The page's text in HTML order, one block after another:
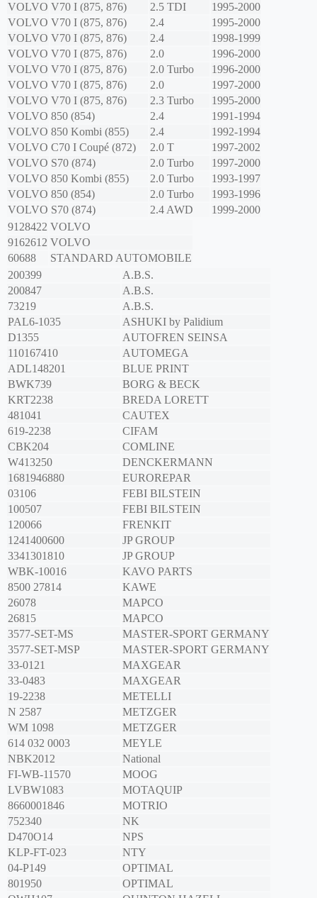
VOLVO V70 I (875, 876) 2.5 TDI
1995-2000
VOLVO V70 I (875, 876) 2.4
1995-2000
VOLVO V70 I (875, 876) 2.4
1998-1999
VOLVO V70 I (875, 876) 2.0
1996-2000
VOLVO V70 I (875, 876) 2.0 Turbo
1996-2000
VOLVO V70 I (875, 876) 2.0
1997-2000
VOLVO V70 I (875, 876) 2.3 Turbo
1995-2000
VOLVO 850 (854) 2.4
1991-1994
VOLVO 850 Kombi (855) 2.4
1992-1994
VOLVO C70 I Coupé (872) 2.0 T
1997-2002
VOLVO S70 (874) 2.0 Turbo
1997-2000
VOLVO 850 Kombi (855) 2.0 Turbo
1993-1997
VOLVO 850 (854) 2.0 Turbo
1993-1996
VOLVO S70 (874) 2.4 AWD
1999-2000
9128422 VOLVO
9162612 VOLVO
60688
STANDARD AUTOMOBILE
200399
A.B.S.
200847
A.B.S.
73219
A.B.S.
PAL6-1035
ASHUKI by Palidium
D1355
AUTOFREN SEINSA
110167410
AUTOMEGA
ADL148201
BLUE PRINT
BWK739
BORG & BECK
KRT2238
BREDA LORETT
481041
CAUTEX
619-2238
CIFAM
CBK204
COMLINE
W413250
DENCKERMANN
1681946880
EUROREPAR
03106
FEBI BILSTEIN
100507
FEBI BILSTEIN
120066
FRENKIT
1241400600
JP GROUP
3341301810
JP GROUP
WBK-10016
KAVO PARTS
8500 27814
KAWE
26078
MAPCO
26815
MAPCO
3577-SET-MS
MASTER-SPORT GERMANY
3577-SET-MSP
MASTER-SPORT GERMANY
33-0121
MAXGEAR
33-0483
MAXGEAR
19-2238
METELLI
N 2587
METZGER
WM 1098
METZGER
614 032 0003
MEYLE
NBK2012
National
FI-WB-11570
MOOG
LVBW1083
MOTAQUIP
8660001846
MOTRIO
752340
NK
D470O14
NPS
KLP-FT-023
NTY
04-P149
OPTIMAL
801950
OPTIMAL